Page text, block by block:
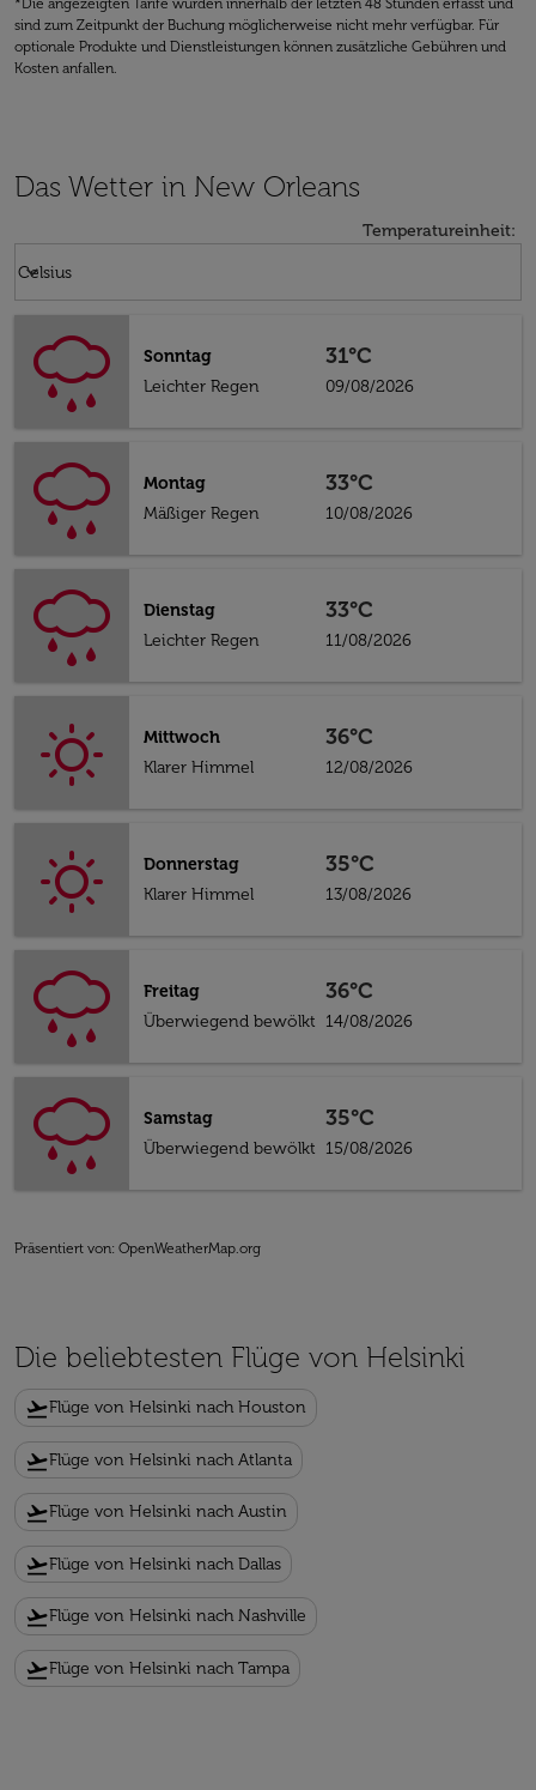
*Die angezeigten Tarife wurden innerhalb der letzten 48 Stunden erfasst und
sind zum Zeitpunkt der Buchung möglicherweise nicht mehr verfügbar. Für
optionale Produkte und Dienstleistungen können zusätzliche Gebühren und
Kosten anfallen.
Das Wetter in New Orleans
Temperatureinheit:
Celsius
keyboard_arrow_down
Sonntag
Leichter Regen
31°C
09/08/2026
Montag
Mäßiger Regen
33°C
10/08/2026
Dienstag
Leichter Regen
33°C
11/08/2026
Mittwoch
Klarer Himmel
36°C
12/08/2026
Donnerstag
Klarer Himmel
35°C
13/08/2026
Freitag
Überwiegend bewölkt
36°C
14/08/2026
Samstag
Überwiegend bewölkt
35°C
15/08/2026
Präsentiert von: OpenWeatherMap.org
Die beliebtesten Flüge von Helsinki
flight_takeoffFlüge von Helsinki nach Houston
flight_takeoffFlüge von Helsinki nach Atlanta
flight_takeoffFlüge von Helsinki nach Austin
flight_takeoffFlüge von Helsinki nach Dallas
flight_takeoffFlüge von Helsinki nach Nashville
flight_takeoffFlüge von Helsinki nach Tampa